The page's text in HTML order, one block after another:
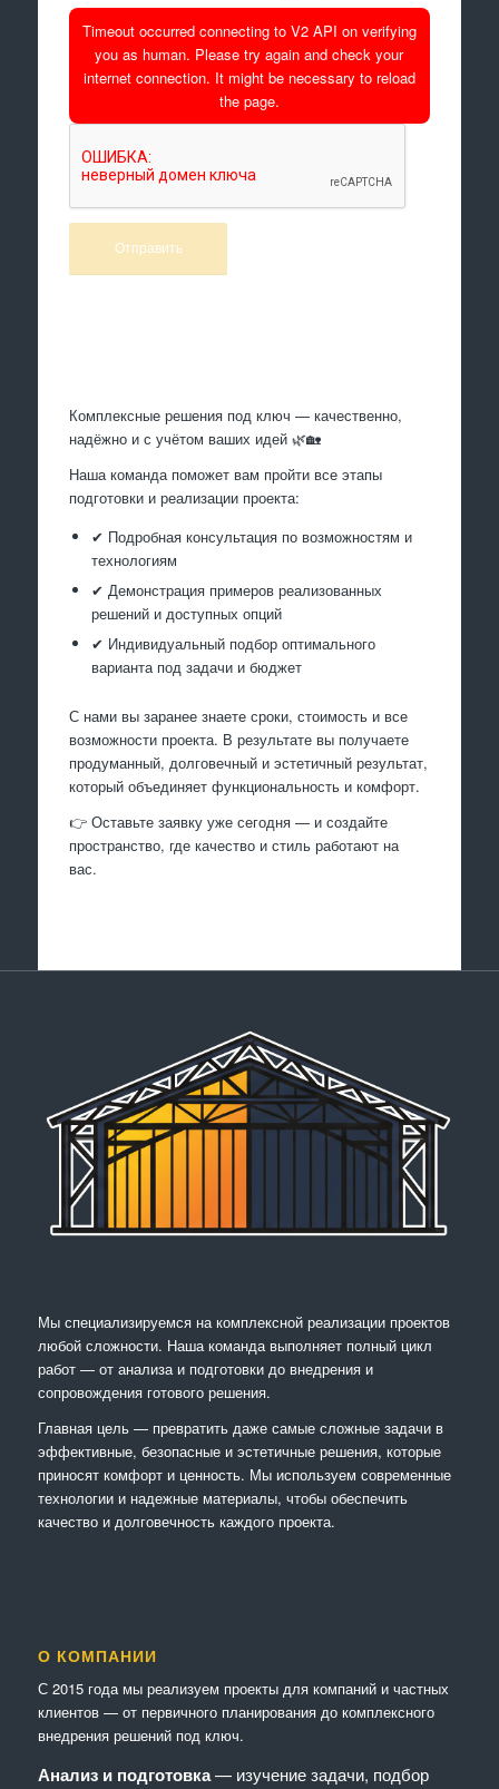
Timeout occurred connecting to V2 API on verifying
you as human. Please try again and check your
internet connection. It might be necessary to reload
the page.
Комплексные решения под ключ — качественно,
надёжно и с учётом ваших идей 🌿🏡
Наша команда поможет вам пройти все этапы
подготовки и реализации проекта:
✔ Подробная консультация по возможностям и
технологиям
✔ Демонстрация примеров реализованных
решений и доступных опций
✔ Индивидуальный подбор оптимального
варианта под задачи и бюджет
С нами вы заранее знаете сроки, стоимость и все
возможности проекта. В результате вы получаете
продуманный, долговечный и эстетичный результат,
который объединяет функциональность и комфорт.
👉 Оставьте заявку уже сегодня — и создайте
пространство, где качество и стиль работают на
вас.
Мы специализируемся на комплексной реализации проектов
любой сложности. Наша команда выполняет полный цикл
работ — от анализа и подготовки до внедрения и
сопровождения готового решения.
Главная цель — превратить даже самые сложные задачи в
эффективные, безопасные и эстетичные решения, которые
приносят комфорт и ценность. Мы используем современные
технологии и надежные материалы, чтобы обеспечить
качество и долговечность каждого проекта.
О КОМПАНИИ
С 2015 года мы реализуем проекты для компаний и частных
клиентов — от первичного планирования до комплексного
внедрения решений под ключ.
Анализ и подготовка— изучение задачи, подбор